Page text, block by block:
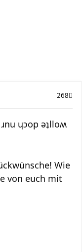
268
ɹnu ɥɔop әʇlloʍ
Wie
von euch mit